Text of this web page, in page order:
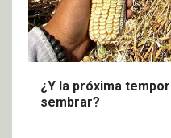
¿Y la próxima
sembrar?